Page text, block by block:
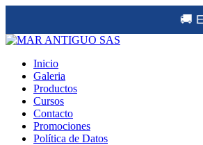
🚚 Envíos a todo
Inicio
Galeria
Productos
Cursos
Contacto
Promociones
Política de Datos